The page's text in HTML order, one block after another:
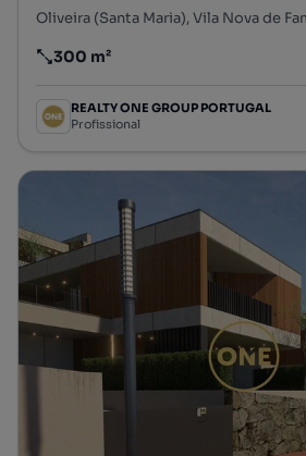
Oliveira (Santa Maria), Vila Nova de
Preço por metro quadrado
300 m²
REALTY ONE GROUP PORTUGAL
Profissional